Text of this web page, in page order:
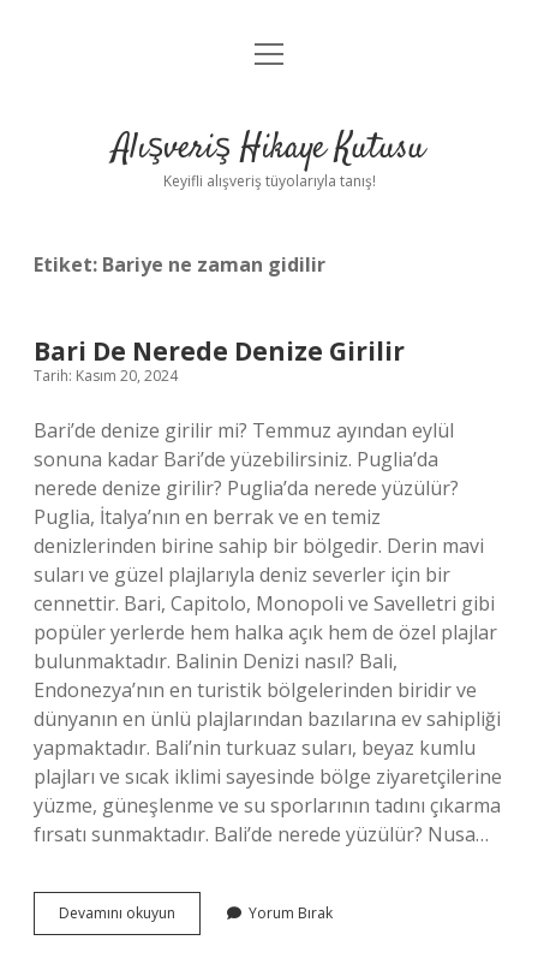
Anasayfa
Yasal Uyarı
menüyü
Alışveriş Hikaye Kutusu
Keyifli alışveriş tüyolarıyla tanış!
Etiket: Bariye ne zaman gidilir
Bari De Nerede Denize Girilir
Tarih: Kasım 20, 2024
Bari’de denize girilir mi? Temmuz ayından eylül
sonuna kadar Bari’de yüzebilirsiniz. Puglia’da
nerede denize girilir? Puglia’da nerede yüzülür?
Puglia, İtalya’nın en berrak ve en temiz
denizlerinden birine sahip bir bölgedir. Derin mavi
suları ve güzel plajlarıyla deniz severler için bir
cennettir. Bari, Capitolo, Monopoli ve Savelletri gibi
popüler yerlerde hem halka açık hem de özel plajlar
bulunmaktadır. Balinin Denizi nasıl? Bali,
Endonezya’nın en turistik bölgelerinden biridir ve
dünyanın en ünlü plajlarından bazılarına ev sahipliği
yapmaktadır. Bali’nin turkuaz suları, beyaz kumlu
plajları ve sıcak iklimi sayesinde bölge ziyaretçilerine
yüzme, güneşlenme ve su sporlarının tadını çıkarma
fırsatı sunmaktadır. Bali’de nerede yüzülür? Nusa…
Devamını okuyun
De
Yorum Bırak